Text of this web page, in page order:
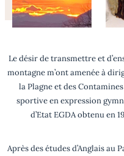
Le désir de transmettre et
montagne m’ont amenée à
la Plagne et des
sportive en expression
d’Etat EGDA obtenu en
Après des études d’Anglais au